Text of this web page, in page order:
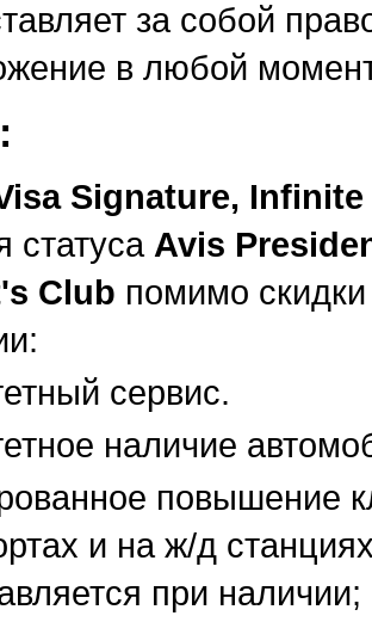
за собой
в любой
Signature, Infinite
статуса Avis
Club помимо
сервис.
наличие
повышение
и на ж/д
при